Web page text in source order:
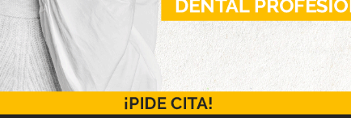
se consolida como un servicio esencial
medicamentos y contribuir a fijar población
Olmedo ha destacado que “el
para garantizar la equidad sanitaria y la
pueblos”.